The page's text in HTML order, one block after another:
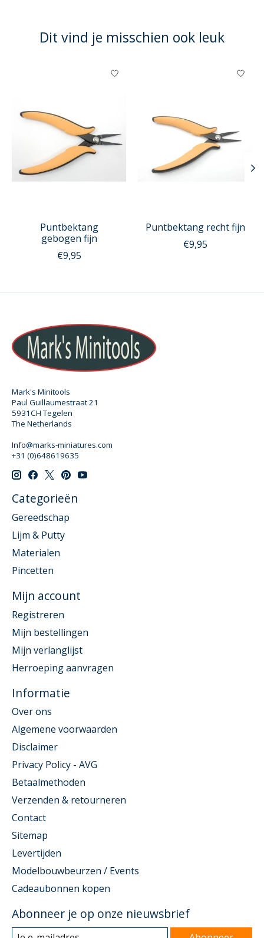
Dit vind je misschien ook leuk
Items van productcarrousel
Puntbektang
gebogen fijn
€9,95
Puntbektang recht fijn
€9,95
Mark's Minitools
Paul Guillaumestraat 21
5931CH Tegelen
The Netherlands
Info@marks-miniatures.com
+31 (0)648619635
Categorieën
Gereedschap
Lijm & Putty
Materialen
Pincetten
Mijn account
Registreren
Mijn bestellingen
Mijn verlanglijst
Herroeping aanvragen
Informatie
Over ons
Algemene voorwaarden
Disclaimer
Privacy Policy - AVG
Betaalmethoden
Verzenden & retourneren
Contact
Sitemap
Levertijden
Modelbouwbeurzen / Events
Cadeaubonnen kopen
Abonneer je op onze nieuwsbrief